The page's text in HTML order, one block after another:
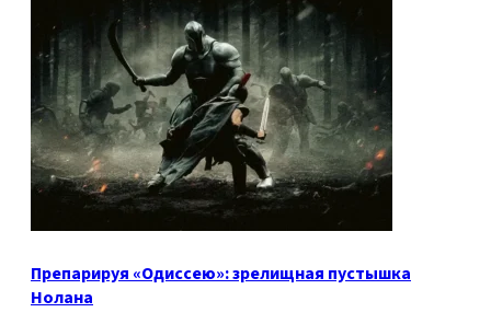
Препарируя «Одиссею»: зрелищная пустышка
Нолана